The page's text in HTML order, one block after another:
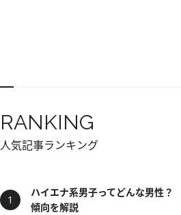
RANKING
人気記事ランキング
ハイエナ系男子ってどんな男性
傾向を解説